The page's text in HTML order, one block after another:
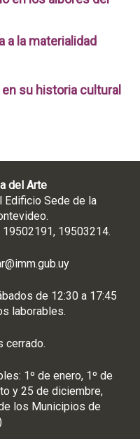
a la materialidad
su historia cultural
del Arte
Edificio Sede de la
19503214.
de 12:30 a 17:45
laborables.
cerrado.
1º de enero, 1º de
y 25 de diciembre,
los Municipios de